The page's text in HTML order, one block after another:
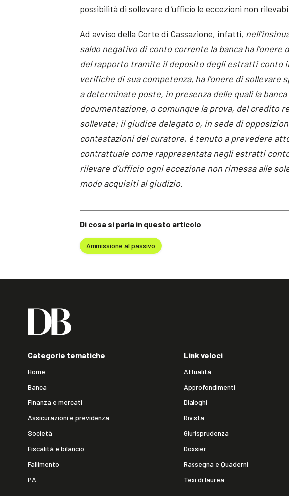
Di cosa si parla in questo articolo
Ammissione al passivo
possibilità di sollevare d’ufficio le eccezioni non
Ad avviso della Corte di Cassazione, infatti,
saldo negativo di conto corrente la banca ha l’onere
del rapporto tramite il deposito degli estratti conto
verifiche di sua competenza, ha l’onere di
a determinate poste, in presenza delle quali la
documentazione, o comunque la prova, del credito
sollevate; il giudice delegato o, in sede di
contestazioni del curatore, è tenuto a prevedere
contrattuale come rappresentata negli estratti
rilevare d’ufficio ogni eccezione non rimessa alle
modo acquisiti al giudizio.
Categorie tematiche
Home
Banca
Finanza e mercati
Assicurazioni e previdenza
Società
Fiscalità e bilancio
Fallimento
PA
Link veloci
Attualità
Approfondimenti
Dialoghi
Rivista
Giurisprudenza
Dossier
Rassegna e Quaderni
Tesi di laurea